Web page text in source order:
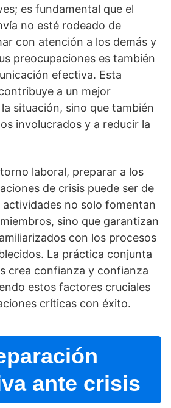
es fundamental que el
no esté rodeado de
con atención a los demás y
preocupaciones es también
efectiva. Esta
a un mejor
situación, sino que también
involucrados y a reducir la
laboral, preparar a los
de crisis puede ser de
actividades no solo fomentan
sino que garantizan
con los procesos
La práctica conjunta
crea confianza y confianza
estos factores cruciales
crí­ticas con éxito.
ante crisis